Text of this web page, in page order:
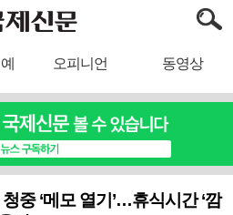
오피니언 동영상
중 ‘메모 열기’…휴식시간 ‘깜